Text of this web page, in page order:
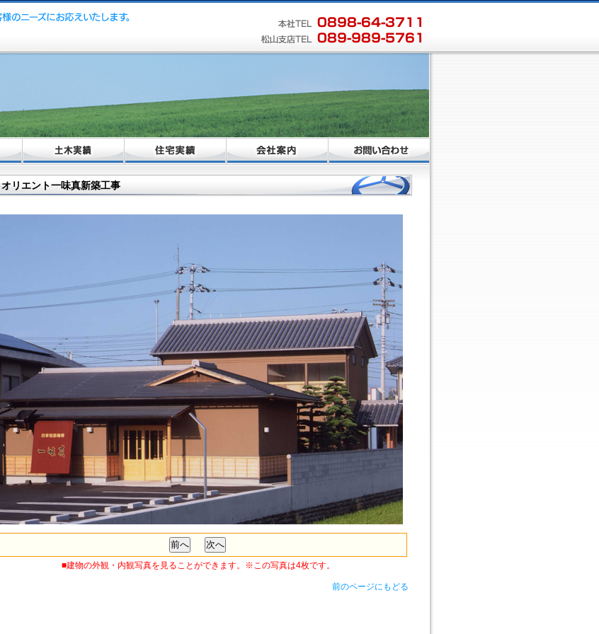
オリエント一味真新築工事
■建物の外観・内観写真を見ることができます。※この写真は4枚です。
前のページにもどる